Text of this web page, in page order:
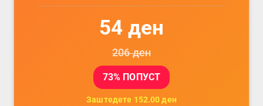
54 ден
206ден
73% ПОПУСТ
Заштедете 152.00 ден